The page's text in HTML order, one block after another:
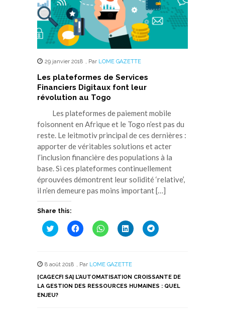
29 janvier 2018 , Par LOME GAZETTE
Les plateformes de Services
Financiers Digitaux font leur
révolution au Togo
Les plateformes de paiement mobile
foisonnent en Afrique et le Togo n’est pas du
reste. Le leitmotiv principal de ces dernières :
apporter de véritables solutions et acter
l’inclusion financière des populations à la
base. Si ces plateformes continuellement
éprouvées démontrent leur solidité ‘relative’,
il n’en demeure pas moins important […]
Share this:
Cliquez
pour
une
nouvelle
fenêtre)
Cliquez
pour
une
nouvelle
fenêtre)
Cliquez
pour
une
nouvelle
fenêtre)
Cliquez
pour
une
nouvelle
fenêtre)
Cliquez
pour
nouvelle
fenêtre)
8 août 2018 , Par LOME GAZETTE
[CAGECFI SA] L’AUTOMATISATION CROISSANTE DE
LA GESTION DES RESSOURCES HUMAINES : QUEL
ENJEU?